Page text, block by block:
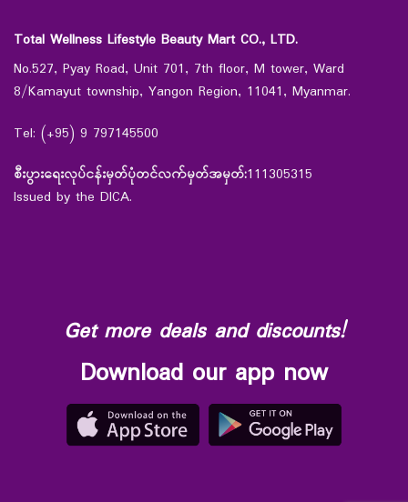
Total Wellness Lifestyle Beauty Mart CO., LTD.
No.527, Pyay Road, Unit 701, 7th floor, M tower, Ward
8/Kamayut township, Yangon Region, 11041, Myanmar.
Tel: (+95) 9 797145500
စီးပွားရေးလုပ်ငန်းမှတ်ပုံတင်လက်မှတ်အမှတ်:111305315
Issued by the DICA.
Get more deals and discounts!
Download our app now